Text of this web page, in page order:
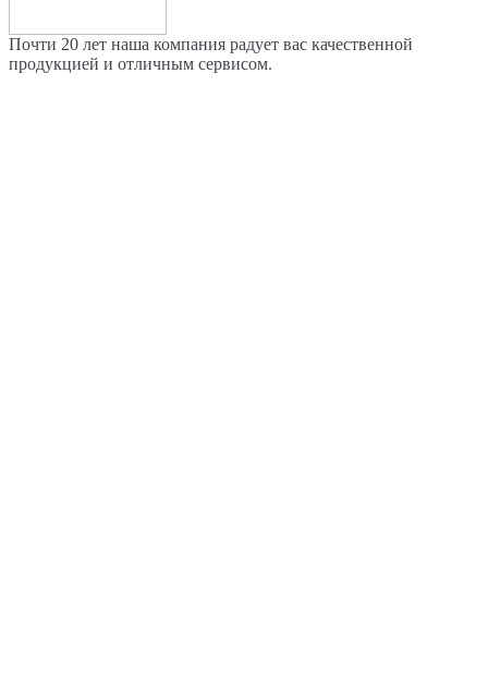
Почти 20 лет наша компания радует вас качественной
продукцией и отличным сервисом.